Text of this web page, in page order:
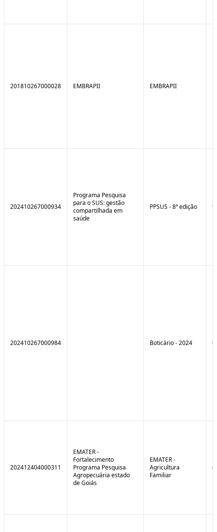
201810267000028 EMBRAPII EMBRAPII
202410267000934
Programa Pesquisa
para o SUS: gestão
compartilhada em
saúde
PPSUS - 8ª edição
202410267000984 Boticário - 2024
202412404000311
EMATER -
Fortalecimento
Programa Pesquisa
Agropecuária estado
de Goiás
EMATER -
Agricultura
Familiar